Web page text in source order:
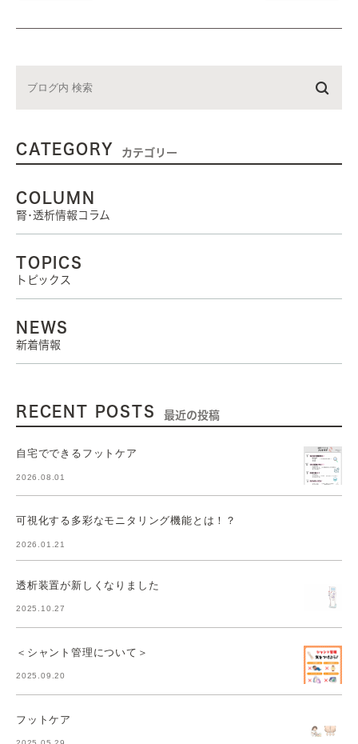
CATEGORY カテゴリー
COLUMN
腎･透析情報コラム
TOPICS
トピックス
NEWS
新着情報
RECENT POSTS 最近の投稿
自宅でできるフットケア
2026.08.01
可視化する多彩なモニタリング機能とは！？
2026.01.21
透析装置が新しくなりました
2025.10.27
＜シャント管理について＞
2025.09.20
フットケア